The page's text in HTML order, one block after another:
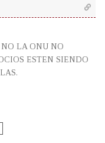
LA ONU NO
ESTEN SIENDO